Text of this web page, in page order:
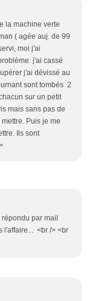
la machine verte
( agée auj. de 99
moi j'ai
j'ai cassé
j'ai dévissé au
sont tombés 2
sur un petit
mais sans pas de
Puis je me
Ils sont
par mail
l'affaire... <br /> <br